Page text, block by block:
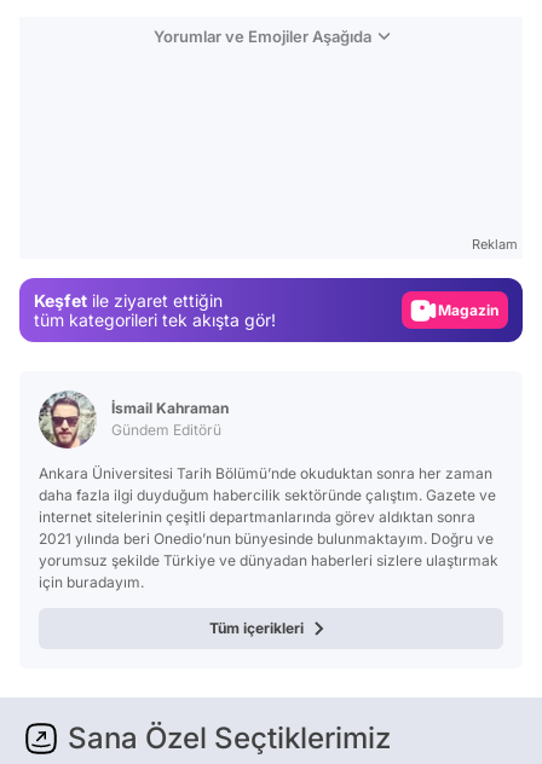
Yorumlar ve Emojiler Aşağıda
Reklam
Keşfet ile ziyaret ettiğin
tüm kategorileri tek akışta gör!
Video
İsmail Kahraman
Gündem Editörü
Ankara Üniversitesi Tarih Bölümü’nde okuduktan sonra her zaman
daha fazla ilgi duyduğum habercilik sektöründe çalıştım. Gazete ve
internet sitelerinin çeşitli departmanlarında görev aldıktan sonra
2021 yılında beri Onedio’nun bünyesinde bulunmaktayım. Doğru ve
yorumsuz şekilde Türkiye ve dünyadan haberleri sizlere ulaştırmak
için buradayım.
Tüm içerikleri
Sana Özel Seçtiklerimiz